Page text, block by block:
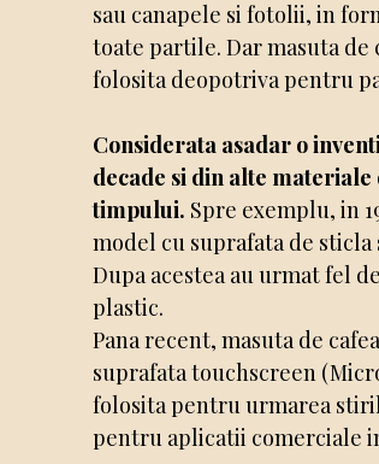
sau canapele si fotolii, in
toate partile. Dar masuta
folosita deopotriva pentru
Considerata asadar o
decade si din alte
timpului. Spre exemplu, in
model cu suprafata de
Dupa acestea au urmat fel
plastic.
Pana recent, masuta de
suprafata touchscreen
folosita pentru urmarea
pentru aplicatii comerciale